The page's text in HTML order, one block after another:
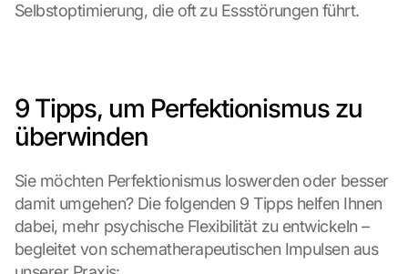
Selbstoptimierung, die oft zu Essstörungen führt.
9 Tipps, um Perfektionismus zu
überwinden
Sie möchten Perfektionismus loswerden oder besser
damit umgehen? Die folgenden 9 Tipps helfen Ihnen
dabei, mehr psychische Flexibilität zu entwickeln –
begleitet von schematherapeutischen Impulsen aus